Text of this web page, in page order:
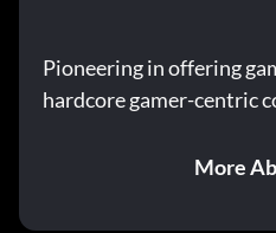
Pioneering in offering
hardcore gamer-centric
More